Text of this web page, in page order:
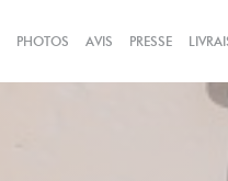
PHOTOS AVIS PRESSE